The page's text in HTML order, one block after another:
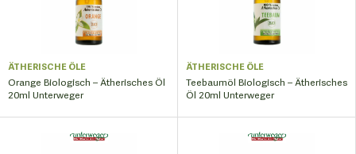
ÄTHERISCHE ÖLE
Orange Biologisch – Ätherisches Öl
20ml Unterweger
ÄTHERISCHE ÖLE
Teebaumöl Biologisch – Ätherisches
Öl 20ml Unterweger